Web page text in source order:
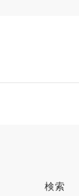
検索